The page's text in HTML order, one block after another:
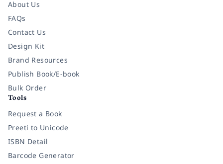
About Us
FAQs
Contact Us
Design Kit
Brand Resources
Publish Book/E-book
Bulk Order
Tools
Request a Book
Preeti to Unicode
ISBN Detail
Barcode Generator